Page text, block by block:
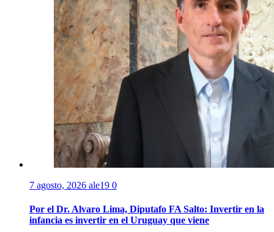
7 agosto, 2026 ale19 0
Por el Dr. Alvaro Lima, Diputafo FA Salto: Invertir en la
infancia es invertir en el Uruguay que viene